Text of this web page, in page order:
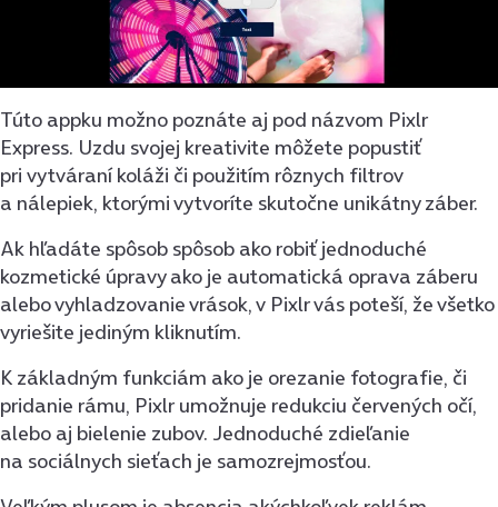
Túto appku možno poznáte aj pod názvom Pixlr
Express. Uzdu svojej kreativite môžete popustiť
pri vytváraní koláži či použitím rôznych filtrov
a nálepiek, ktorými vytvoríte skutočne unikátny záber.
Ak hľadáte spôsob spôsob ako robiť jednoduché
kozmetické úpravy ako je automatická oprava záberu
alebo vyhladzovanie vrások, v Pixlr vás poteší, že všetko
vyriešite jediným kliknutím.
K základným funkciám ako je orezanie fotografie, či
pridanie rámu, Pixlr umožnuje redukciu červených očí,
alebo aj bielenie zubov. Jednoduché zdieľanie
na sociálnych sieťach je samozrejmosťou.